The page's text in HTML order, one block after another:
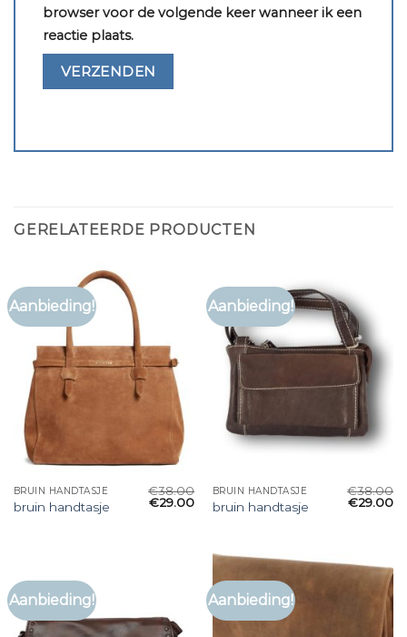
browser voor de volgende keer wanneer ik een
reactie plaats.
GERELATEERDE PRODUCTEN
Aanbieding!
BRUIN HANDTASJE
bruin handtasje
€38.00
€29.00
Aanbieding!
BRUIN HANDTASJE
bruin handtasje
€38.00
€29.00
Aanbieding! Aanbieding!